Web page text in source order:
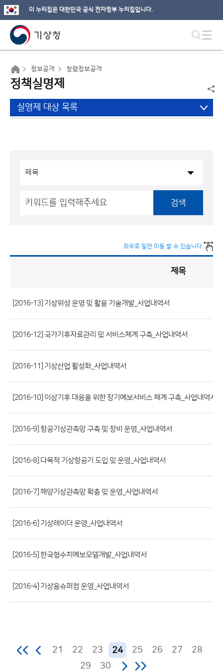
이 누리집은 대한민국 공식 전자정부 누리집입니다.
정보공개 청렴정보공개
정책실명제
실명제 대상 목록
검색
좌우로 밀면 이동 할 수 있습니다.
게
시
판
목
록
(번
호,
등
부
서,
첨
일,
록
일,
조
제목
[2016-13] 기상위성 운영 및 활용 기술개발_사업내역서
[2016-12] 국가기후자료관리 및 서비스체계 구축_사업내역서
[2016-11] 기상산업 활성화_사업내역서
[2016-10] 이상기후 대응을 위한 장기예보서비스 체계 구축_사업내역서
[2016-9] 항공기상관측망 구축 및 장비 운영_사업내역서
[2016-8] 다목적 기상항공기 도입 및 운영_사업내역서
[2016-7] 해양기상관측망 확충 및 운영_사업내역서
[2016-6] 기상레이더 운영_사업내역서
[2016-5] 한국형수치예보모델개발_사업내역서
[2016-4] 기상용슈퍼컴 운영_사업내역서
21 22 23 24 25 26 27
28
29
30